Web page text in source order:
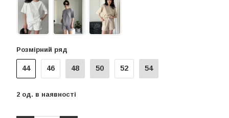
44 46 48 50 52 54
2 од. в наявності